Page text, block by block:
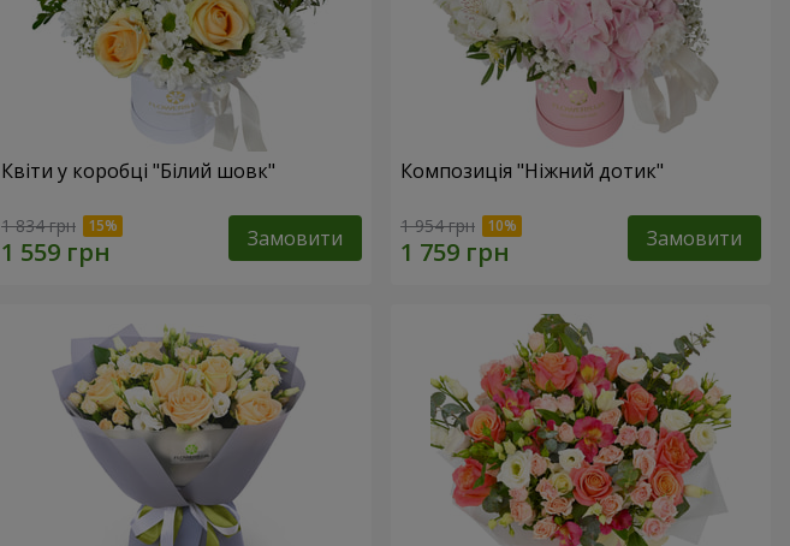
Квіти у коробці "Білий шовк"
1 834 грн Замовити
Композиція "Ніжний дотик"
1 954 грн Замовити